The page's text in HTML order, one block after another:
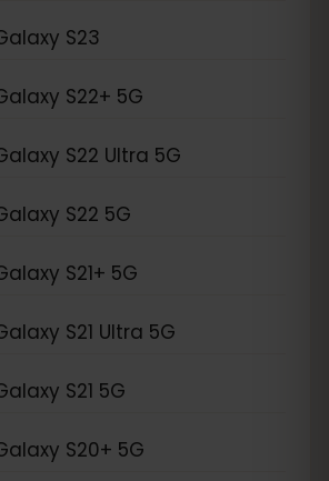
S23
S22+ 5G
S22 Ultra 5G
S22 5G
S21+ 5G
S21 Ultra 5G
S21 5G
S20+ 5G